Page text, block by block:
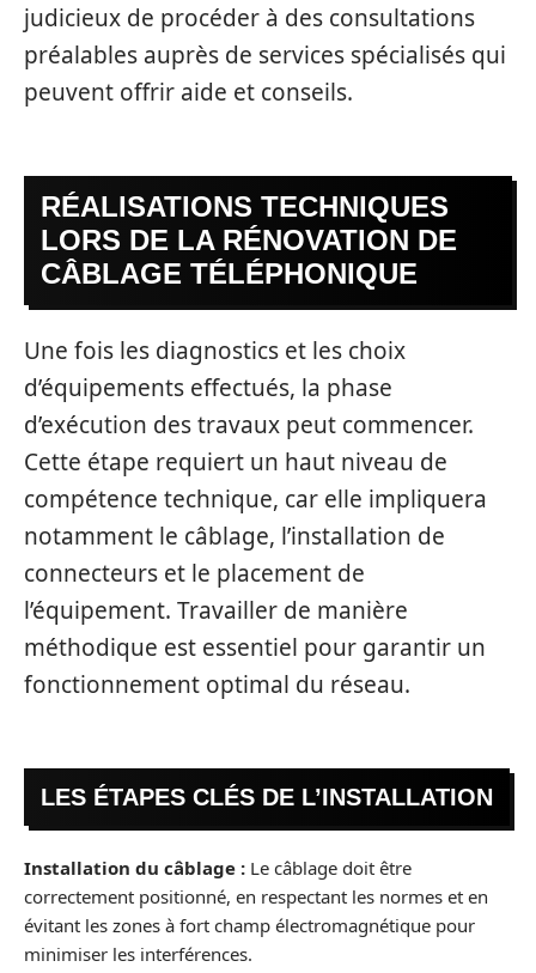
judicieux de procéder à des consultations
préalables auprès de services spécialisés qui
peuvent offrir aide et conseils.
RÉALISATIONS TECHNIQUES
LORS DE LA RÉNOVATION DE
CÂBLAGE TÉLÉPHONIQUE
Une fois les diagnostics et les choix
d’équipements effectués, la phase
d’exécution des travaux peut commencer.
Cette étape requiert un haut niveau de
compétence technique, car elle impliquera
notamment le câblage, l’installation de
connecteurs et le placement de
l’équipement. Travailler de manière
méthodique est essentiel pour garantir un
fonctionnement optimal du réseau.
LES ÉTAPES CLÉS DE L’INSTALLATION
Installation du câblage : Le câblage doit être
correctement positionné, en respectant les normes et en
évitant les zones à fort champ électromagnétique pour
minimiser les interférences.